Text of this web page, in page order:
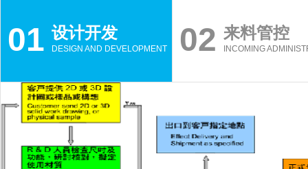
01 设计开发
DESIGN AND DEVELOPMENT 02 来料管控
INCOMING